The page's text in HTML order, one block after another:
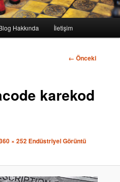
Hakkında İletişim
Görsel
← Önceki
karekod
× 252 Endüstriyel Görüntü